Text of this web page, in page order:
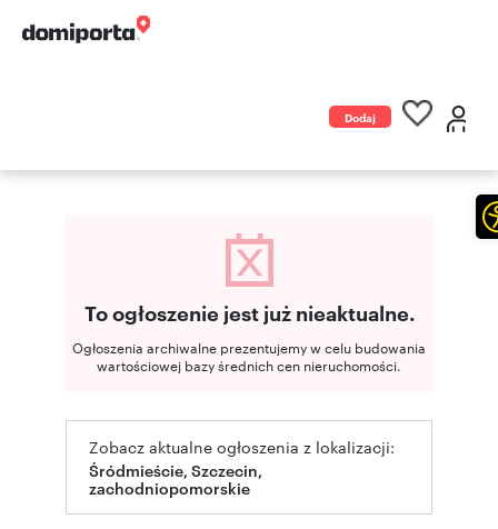
Dodaj
To ogłoszenie jest już nieaktualne.
Ogłoszenia archiwalne prezentujemy w celu budowania
wartościowej bazy średnich cen nieruchomości.
Zobacz aktualne ogłoszenia z lokalizacji:
Śródmieście, Szczecin,
zachodniopomorskie